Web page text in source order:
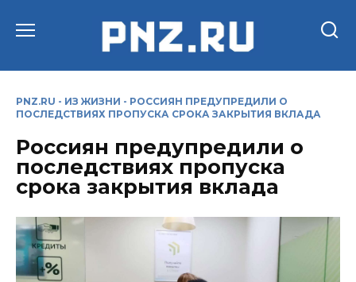
PNZ.RU - ИЗ ЖИЗНИ - РОССИЯН ПРЕДУПРЕДИЛИ О
ПОСЛЕДСТВИЯХ ПРОПУСКА СРОКА ЗАКРЫТИЯ ВКЛАДА
Россиян предупредили о
последствиях пропуска
срока закрытия вклада